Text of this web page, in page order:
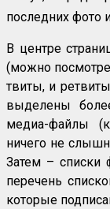
последних фото
В центре
(можно
твиты, и
выделены
медиа-файлы
ничего не
Затем – списки
перечень
которые